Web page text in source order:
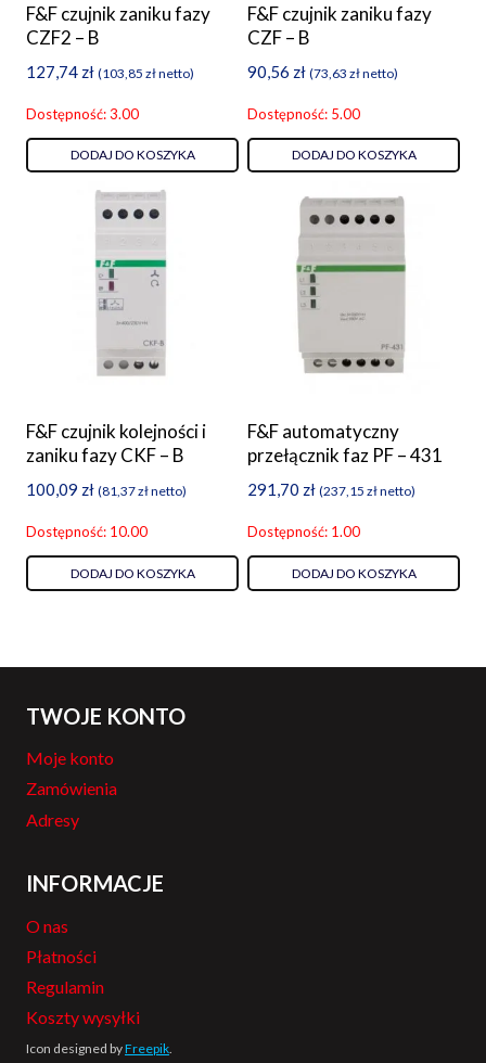
F&F czujnik zaniku fazy
CZF2 – B
127,74 zł (103,85 złnetto)
Dostępność: 3.00
DODAJ DO KOSZYKA
F&F czujnik zaniku fazy
CZF – B
90,56 zł (73,63 złnetto)
Dostępność: 5.00
DODAJ DO KOSZYKA
F&F czujnik kolejności i
zaniku fazy CKF – B
100,09 zł (81,37złnetto)
Dostępność: 10.00
DODAJ DO KOSZYKA
F&F automatyczny
przełącznik faz PF – 431
291,70 zł (237,15 złnetto)
Dostępność: 1.00
DODAJ DO KOSZYKA
TWOJE KONTO
Moje konto
Zamówienia
Adresy
INFORMACJE
O nas
Płatności
Regulamin
Koszty wysyłki
Icon designed byFreepik